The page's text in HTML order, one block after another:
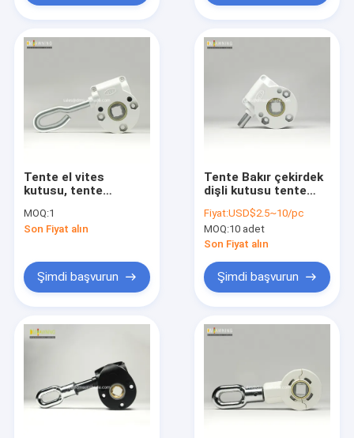
Bizim Hakkımızda
Tente el vites
kutusu, tente
MOQ:1
Son Fiyat alın
Şimdi başvurun
Tente Bakır çekirdek
dişli kutusu tente
aksesuarları/tente
bileşenleri
Fiyat:USD$2.5~10/pc
MOQ:10 adet
Son Fiyat alın
Şimdi başvurun